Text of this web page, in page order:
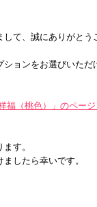
て、誠にありがとう
ションをお選びいた
福（桃色）」のページ
す。
したら幸いです。